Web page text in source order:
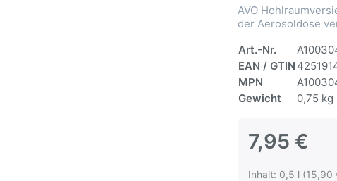
AVO
der Aerosoldose
Art.-Nr.
EAN / GTIN
MPN
Gewicht
0,75 kg
7,95 €
Inhalt: 0,5 l (15,90